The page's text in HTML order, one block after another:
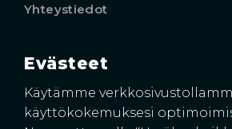
Yhteystiedot
Käyntiosoite
Harkkoraudantie 4
00700 HELSINKI
Evästeet
Käytämme
käyttökokemuksesi